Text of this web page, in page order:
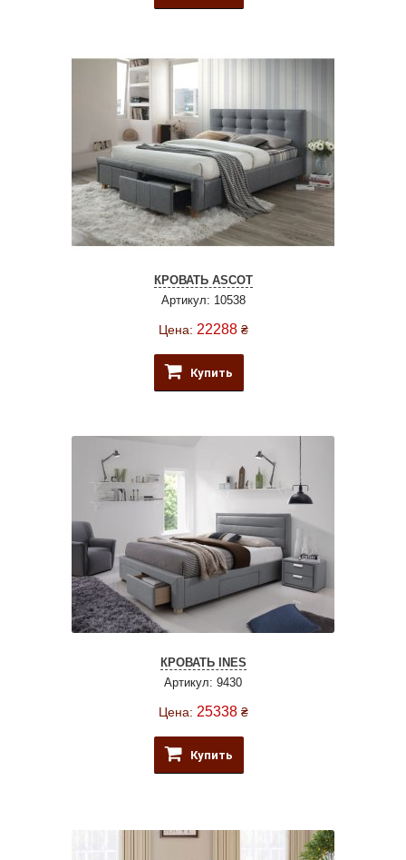
КРОВАТЬ ASCOT
Артикул: 10538
Цена: 22288 ₴
Купить
КРОВАТЬ INES
Артикул: 9430
Цена: 25338 ₴
Купить